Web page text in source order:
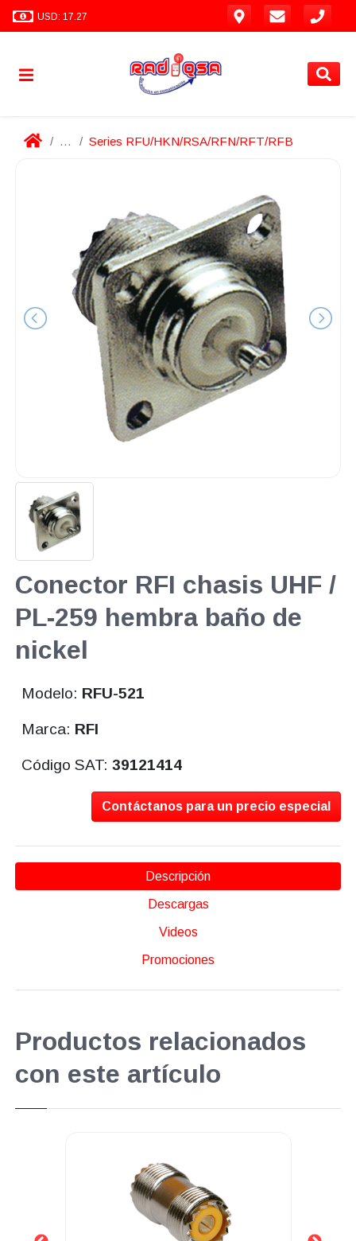
USD: 17.27
... Series RFU/HKN/RSA/RFN/RFT/RFB
Conector RFI chasis UHF /
PL-259 hembra baño de
nickel
Modelo: RFU-521
Marca: RFI
Código SAT:39121414
Contáctanos para un precio especial
Descripción
Descargas
Videos
Promociones
Productos relacionados
con este artículo